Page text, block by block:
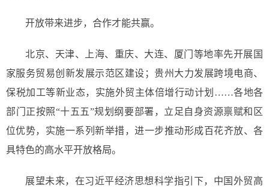
开放带来进步，合作才能共赢。
北京、天津、上海、重庆、大连、厦门等地率先开展国
家服务贸易创新发展示范区建设；贵州大力发展跨境电商、
保税加工等新业态，实施外贸主体倍增行动计划……各地各
部门正按照“十五五”规划纲要部署，立足自身资源禀赋和区
位优势，实施一系列新举措，进一步推动形成百花齐放、各
具特色的高水平开放格局。
展望未来，在习近平经济思想科学指引下，中国外贸高